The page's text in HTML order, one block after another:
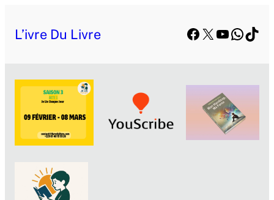
L’ivre Du Livre Facebook
X YouTube